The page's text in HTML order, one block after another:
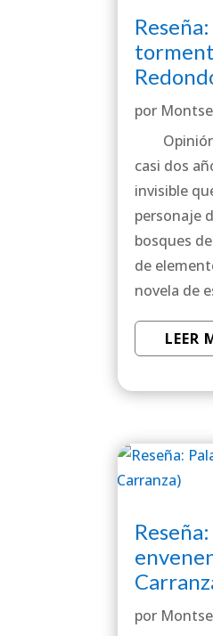
por
Opinión
casi dos
invisible
personaje
bosques
de
novela de
LEER
por